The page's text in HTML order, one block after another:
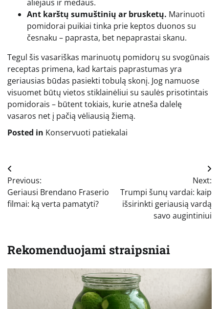
aliejaus ir medaus.
Ant karštų sumuštinių ar brusketų. Marinuoti
pomidorai puikiai tinka prie keptos duonos su
česnaku – paprasta, bet nepaprastai skanu.
Tegul šis vasariškas marinuotų pomidorų su svogūnais
receptas primena, kad kartais paprastumas yra
geriausias būdas pasiekti tobulą skonį. Jog namuose
visuomet būtų vietos stiklainėliui su saulės prisotintais
pomidorais – būtent tokiais, kurie atneša dalelę
vasaros net į pačią vėliausią žiemą.
Posted in Konservuoti patiekalai
Navigacija
tarp
įrašų
Previous:
Geriausi Brendano Fraserio
filmai: ką verta pamatyti?
Next:
Trumpi šunų vardai: kaip
išsirinkti geriausią vardą
savo augintiniui
Rekomenduojami straipsniai